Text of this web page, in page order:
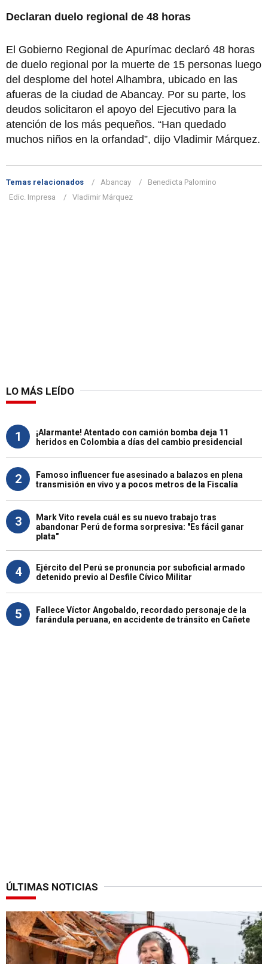
Declaran duelo regional de 48 horas
El Gobierno Regional de Apurímac declaró 48 horas
de duelo regional por la muerte de 15 personas luego
del desplome del hotel Alhambra, ubicado en las
afueras de la ciudad de Abancay. Por su parte, los
deudos solicitaron el apoyo del Ejecutivo para la
atención de los más pequeños. “Han quedado
muchos niños en la orfandad”, dijo Vladimir Márquez.
Temas relacionados Abancay
Benedicta Palomino
Edic. Impresa
Vladimir Márquez
LO MÁS LEÍDO
1
¡Alarmante! Atentado con camión bomba deja 11
heridos en Colombia a días del cambio presidencial
2
Famoso influencer fue asesinado a balazos en plena
transmisión en vivo y a pocos metros de la Fiscalía
3
Mark Vito revela cuál es su nuevo trabajo tras
abandonar Perú de forma sorpresiva: "Es fácil ganar
plata"
4
Ejército del Perú se pronuncia por suboficial armado
detenido previo al Desfile Cívico Militar
5
Fallece Víctor Angobaldo, recordado personaje de la
farándula peruana, en accidente de tránsito en Cañete
ÚLTIMAS NOTICIAS